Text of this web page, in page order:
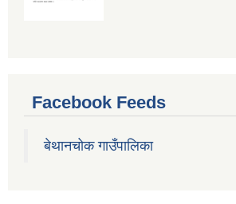
Facebook Feeds
बेथानचोक गाउँपालिका